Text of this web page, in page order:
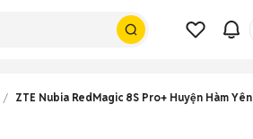
ZTE Nubia RedMagic 8S Pro+ Huyện Hàm Yên